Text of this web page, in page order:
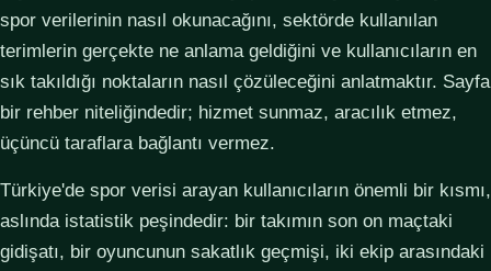
spor verilerinin nasıl okunacağını, sektörde kullanılan
terimlerin gerçekte ne anlama geldiğini ve kullanıcıların en
sık takıldığı noktaların nasıl çözüleceğini anlatmaktır. Sayfa
bir rehber niteliğindedir; hizmet sunmaz, aracılık etmez,
üçüncü taraflara bağlantı vermez.
Türkiye'de spor verisi arayan kullanıcıların önemli bir kısmı,
aslında istatistik peşindedir: bir takımın son on maçtaki
gidişatı, bir oyuncunun sakatlık geçmişi, iki ekip arasındaki